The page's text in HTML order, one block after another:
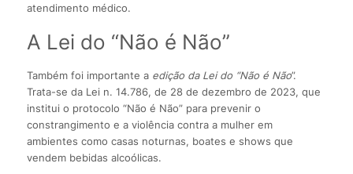
atendimento médico.
A Lei do “Não é Não”
Também foi importante a edição da Lei do “Não é Não”.
Trata-se da Lei n. 14.786, de 28 de dezembro de 2023, que
institui o protocolo “Não é Não” para prevenir o
constrangimento e a violência contra a mulher em
ambientes como casas noturnas, boates e shows que
vendem bebidas alcoólicas.